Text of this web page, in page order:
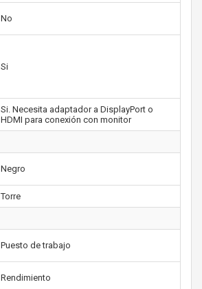
No
Si
Si. Necesita adaptador a DisplayPort o
HDMI para conexión con monitor
Negro
Torre
Puesto de trabajo
Rendimiento